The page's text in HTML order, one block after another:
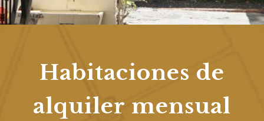
Habitaciones de
alquiler mensual